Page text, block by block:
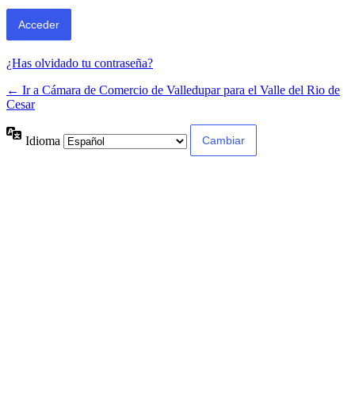
¿Has olvidado tu contraseña?
← Ir a Cámara de Comercio de Valledupar para el Valle del Rio de
Cesar
Idioma